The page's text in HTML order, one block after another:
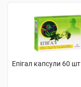
Епігал капсули 60 шт